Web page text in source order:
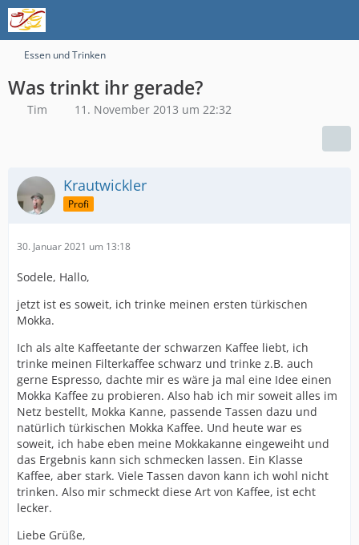
Essen und Trinken
Was trinkt ihr gerade?
Tim 11. November 2013 um 22:32
Krautwickler
Profi
30. Januar 2021 um 13:18
Sodele, Hallo,
jetzt ist es soweit, ich trinke meinen ersten türkischen
Mokka.
Ich als alte Kaffeetante der schwarzen Kaffee liebt, ich
trinke meinen Filterkaffee schwarz und trinke z.B. auch
gerne Espresso, dachte mir es wäre ja mal eine Idee einen
Mokka Kaffee zu probieren. Also hab ich mir soweit alles im
Netz bestellt, Mokka Kanne, passende Tassen dazu und
natürlich türkischen Mokka Kaffee. Und heute war es
soweit, ich habe eben meine Mokkakanne eingeweiht und
das Ergebnis kann sich schmecken lassen. Ein Klasse
Kaffee, aber stark. Viele Tassen davon kann ich wohl nicht
trinken. Also mir schmeckt diese Art von Kaffee, ist echt
lecker.
Liebe Grüße,